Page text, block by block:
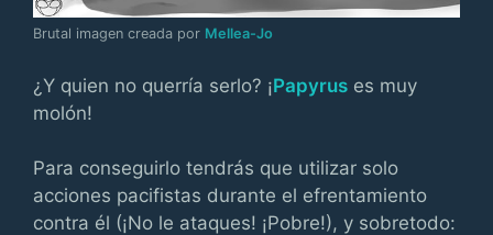
Brutal imagen creada por Mellea-Jo
¿Y quien no querría serlo? ¡Papyrus es muy
molón!
Para conseguirlo tendrás que utilizar solo
acciones pacifistas durante el efrentamiento
contra él (¡No le ataques! ¡Pobre!), y sobretodo: